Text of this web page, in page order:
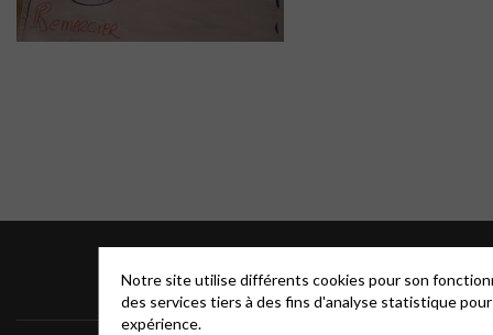
Notre site utilise différents cookies pour son
des services tiers à des fins d'analyse statistique
expérience.